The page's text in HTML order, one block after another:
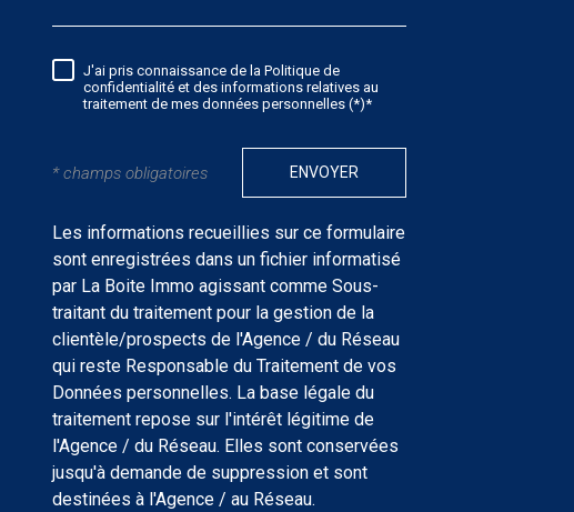
J'ai pris connaissance de la Politique de
confidentialité et des informations relatives au
traitement de mes données personnelles (*)*
* champs obligatoires ENVOYER
Les informations recueillies sur ce formulaire
sont enregistrées dans un fichier informatisé
par La Boite Immo agissant comme Sous-
traitant du traitement pour la gestion de la
clientèle/prospects de l'Agence / du Réseau
qui reste Responsable du Traitement de vos
Données personnelles. La base légale du
traitement repose sur l'intérêt légitime de
l'Agence / du Réseau. Elles sont conservées
jusqu'à demande de suppression et sont
destinées à l'Agence / au Réseau.